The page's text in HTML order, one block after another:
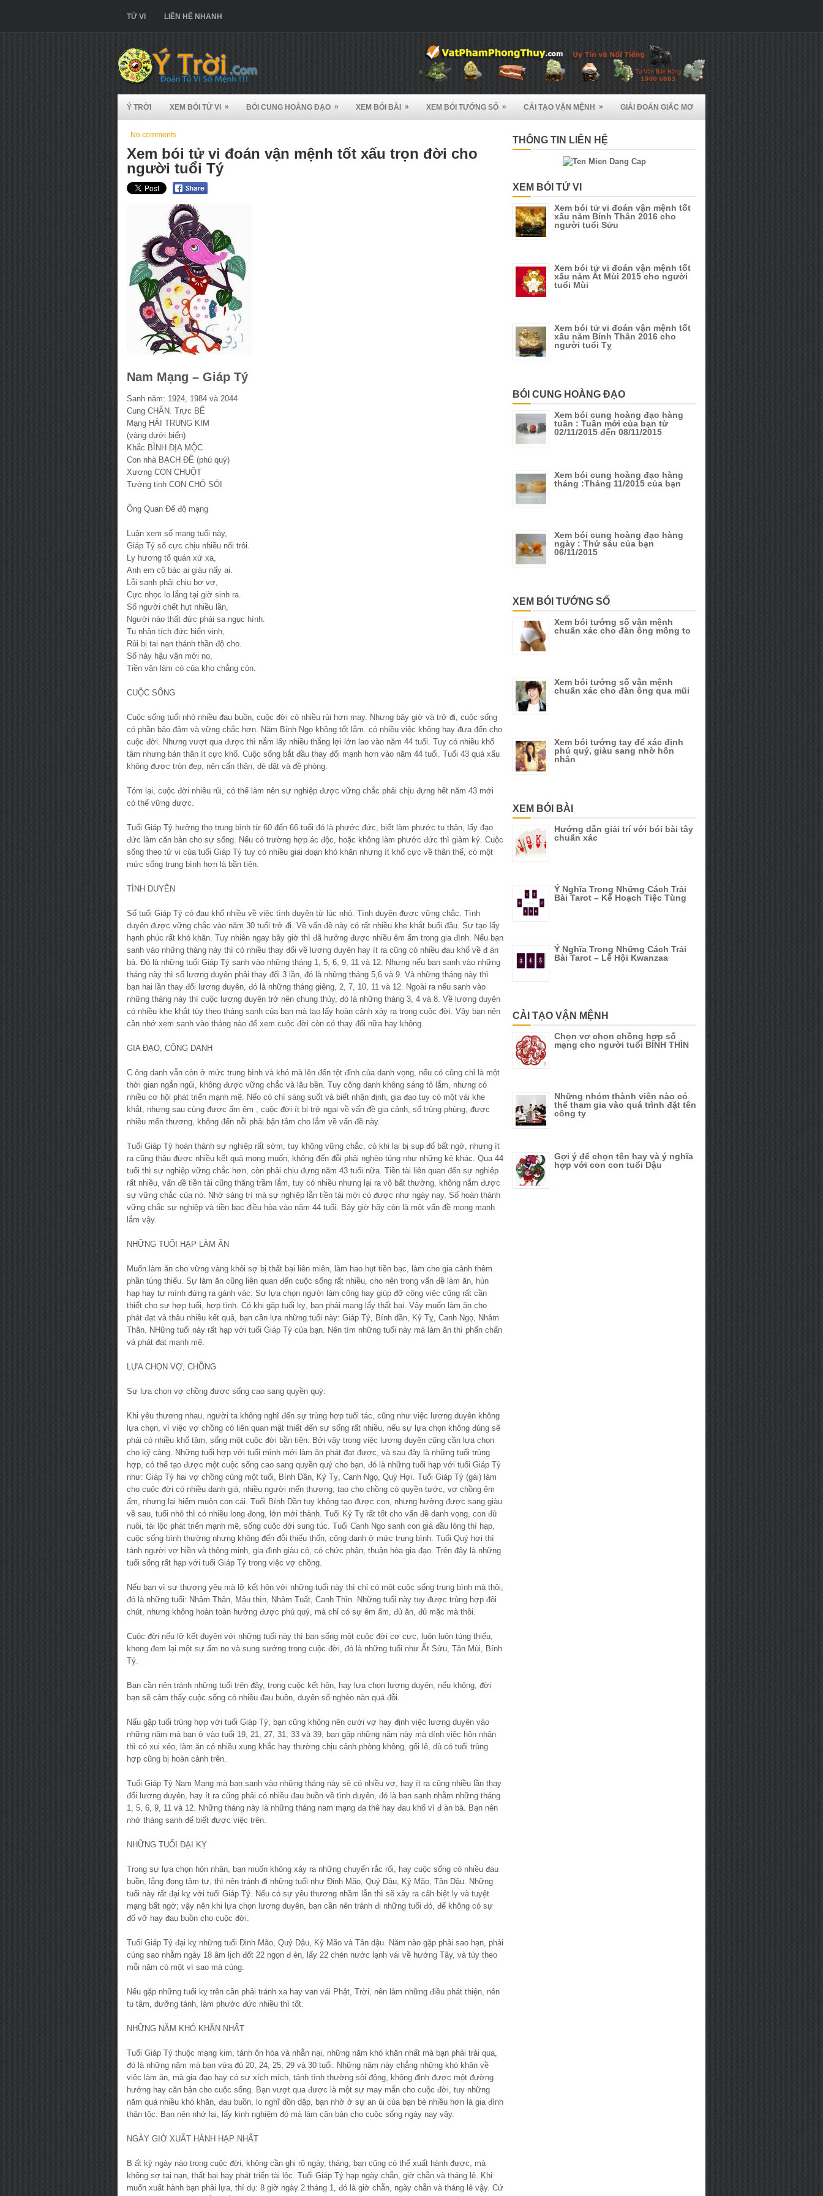
TỬ VI LIÊN HỆ NHANH
Ý TRỜI XEM BÓI TỬ VI » BÓI CUNG HOÀNG ĐẠO » XEM BÓI BÀI » XEM BÓI TƯỚNG SỐ » CẢI TẠO VẬN MỆNH » GIẢI ĐOÁN GIẤC MƠ
No comments
Xem bói tử vi đoán vận mệnh tốt xấu trọn đời cho
người tuổi Tý
Nam Mạng – Giáp Tý
Sanh năm: 1924, 1984 và 2044
Cung CHẤN. Trực BẾ
Mạng HẢI TRUNG KIM
(vàng dưới biển)
Khắc BÌNH ĐỊA MỘC
Con nhà BẠCH ĐẾ (phú quý)
Xương CON CHUỘT
Tướng tinh CON CHÓ SÓI
Ông Quan Đế độ mạng
Luận xem số mạng tuổi này,
Giáp Tý số cực chịu nhiều nổi trôi.
Ly hương tổ quán xứ xa,
Anh em cô bác ai giàu nấy ai.
Lỗi sanh phải chịu bơ vơ,
Cực nhọc lo lắng tại giờ sinh ra.
Số người chết hụt nhiều lần,
Người nào thất đức phải sa ngục hình.
Tu nhân tích đức hiển vinh,
Rủi bị tai nạn thánh thần độ cho.
Số này hậu vận mới no,
Tiền vận làm có của kho chẳng còn.
CUỘC SỐNG
Cuộc sống tuổi nhỏ nhiều đau buồn, cuộc đời có nhiều rủi hơn may. Nhưng bây giờ và trở đi, cuộc sống
có phần bảo đảm và vững chắc hơn. Năm Bính Ngọ không tốt lắm. có nhiều việc không hay đưa đến cho
cuộc đời. Nhưng vượt qua được thì nắm lấy nhiều thắng lợi lớn lao vào năm 44 tuổi. Tuy có nhiều khổ
tâm nhưng bản thân ít cực khổ. Cuộc sống bắt đầu thay đổi mạnh hơn vào năm 44 tuổi. Tuổi 43 quá xấu
không được tròn đẹp, nên cẩn thận, dè dặt và đề phòng.
Tóm lại, cuộc đời nhiều rủi, có thể làm nên sự nghiệp được vững chắc phải chịu đựng hết năm 43 mới
có thể vững được.
Tuổi Giáp Tý hưởng thọ trung bình từ 60 đến 66 tuổi đó là phước đức, biết làm phước tu thân, lấy đạo
đức làm căn bản cho sự sống. Nếu có trường hợp ác độc, hoặc không làm phước đức thì giảm kỷ. Cuộc
sống theo tử vi của tuổi Giáp Tý tuy có nhiều giai đoạn khó khăn nhưng ít khổ cực về thân thể, có một
mức sống trung bình hơn là bần tiện.
TÌNH DUYÊN
Số tuổi Giáp Tý có đau khổ nhiều về việc tình duyên từ lúc nhỏ. Tình duyên được vững chắc. Tình
duyên được vững chắc vào năm 30 tuổi trở đi. Về vấn đề này có rất nhiều khe khắt buổi đầu. Sự tạo lấy
hạnh phúc rất khó khăn. Tuy nhiên ngay bây giờ thì đã hưởng được nhiều êm ấm trong gia đình. Nếu bạn
sanh vào những tháng này thì có nhiều thay đổi về lương duyên hay ít ra cũng có nhiều đau khổ về đ àn
bà. Đó là những tuổi Giáp Tý sanh vào những tháng 1, 5, 6, 9, 11 và 12. Nhưng nếu bạn sanh vào những
tháng này thì số lương duyên phải thay đổi 3 lần, đó là những tháng 5,6 và 9. Và những tháng này thì
bạn hai lần thay đổi lương duyên, đó là những tháng giêng, 2, 7, 10, 11 và 12. Ngoài ra nếu sanh vào
những tháng này thì cuộc lương duyên trở nên chung thủy, đó là những tháng 3, 4 và 8. Về lương duyên
có nhiều khe khắt tùy theo tháng sanh của bạn mà tạo lấy hoàn cảnh xảy ra trong cuộc đời. Vậy bạn nên
cần nhớ xem sanh vào tháng nào để xem cuộc đời còn có thay đổi nữa hay không.
GIA ĐẠO, CÔNG DANH
C ông danh vẫn còn ở mức trung bình và khó mà lên đến tột đỉnh của danh vọng, nếu có cũng chỉ là một
thời gian ngắn ngủi, không được vững chắc và lâu bền. Tuy công danh không sáng tỏ lắm, nhưng có
nhiều cơ hội phát triển mạnh mẽ. Nếo có chí sáng suốt và biết nhận định, gia đạo tuy có một vài khe
khắt, nhưng sau cùng được ấm êm , cuộc đời ít bị trở ngại về vấn đề gia cảnh, số trùng phùng, được
nhiều mến thương, không đến nỗi phải bận tâm cho lắm về vấn đề này.
Tuổi Giáp Tý hoàn thành sự nghiệp rất sớm, tuy không vững chắc, có khi lại bị sụp đổ bất ngờ, nhưng ít
ra cũng thâu được nhiều kết quả mong muốn, không đến đỗi phải nghèo túng như những kẻ khác. Qua 44
tuổi thì sự nghiệp vững chắc hơn, còn phải chịu đựng năm 43 tuổi nữa. Tiền tài liên quan đến sự nghiệp
rất nhiều, vấn đề tiền tài cũng thăng trầm lắm, tuy có nhiều nhưng lại ra vô bất thường, không nắm được
sự vững chắc của nó. Nhờ sáng trí mà sự nghiệp lẫn tiền tài mới có được như ngày nay. Số hoàn thành
vững chắc sự nghiệp và tiền bạc điều hòa vào năm 44 tuổi. Bây giờ hãy còn là một vấn đề mong manh
lắm vậy.
NHỮNG TUỔI HẠP LÀM ĂN
Muốn làm ăn cho vững vàng khỏi sợ bị thất bại liên miên, làm hao hụt tiền bạc, làm cho gia cảnh thêm
phần túng thiếu. Sự làm ăn cũng liên quan đến cuộc sống rất nhiều, cho nên trong vấn đề làm ăn, hùn
hạp hay tự mình đứng ra gánh vác. Sự lựa chọn người làm công hay giúp đỡ công việc cũng rất cần
thiết cho sự hợp tuổi, hợp tình. Có khi gặp tuổi kỵ, bạn phải mang lấy thất bại. Vậy muốn làm ăn cho
phát đạt và thâu nhiều kết quả, bạn cần lựa những tuổi này: Giáp Tý, Bính dần, Kỷ Tỵ, Canh Ngọ, Nhâm
Thân. NHững tuổi này rất hạp với tuổi Giáp Tý của bạn. Nên tìm những tuổi này mà làm ăn thì phấn chấn
và phát đạt mạnh mẽ.
LỰA CHỌN VỢ, CHỒNG
Sự lựa chọn vợ chồng được sống cao sang quyền quý:
Khi yêu thương nhau, người ta không nghĩ đến sự trùng hợp tuổi tác, cũng như việc lương duyên không
lựa chọn, vì việc vợ chồng có liên quan mật thiết đến sự sống rất nhiều, nếu sự lựa chọn không đúng sẽ
phải có nhiều khổ tâm, sống một cuộc đời bần tiện. Bởi vậy trong việc lương duyên cũng cần lựa chọn
cho kỹ càng. Những tuổi hợp với tuổi mình mới làm ăn phát đạt được, và sau đây là những tuổi trùng
hợp, có thể tạo được một cuộc sống cao sang quyền quý cho bạn, đó là những tuổi hạp với tuổi Giáp Tý
như: Giáp Tý hai vợ chồng cùng một tuổi, Bính Dần, Kỷ Tỵ, Canh Ngọ, Quý Hợi. Tuổi Giáp Tý (gái) làm
cho cuộc đời có nhiều danh giá, nhiều người mến thương, tạo cho chồng có quyền tước, vợ chồng êm
ấm, nhưng lại hiếm muộn con cái. Tuổi Bính Dần tuy không tạo được con, nhưng hưởng được sang giàu
về sau, tuổi nhỏ thì có nhiều long đong, lớn mới thành. Tuổi Kỷ Tỵ rất tốt cho vấn đề danh vọng, con đủ
nuôi, tài lộc phát triển mạnh mẽ, sống cuộc đời sung túc. Tuổi Canh Ngọ sanh con giá đầu lòng thì hạp,
cuộc sống bình thường nhưng không đến đỗi thiếu thốn, công danh ở mức trung bình. Tuổi Quý hợi thì
tánh người vợ hiền và thông minh, gia đình giàu có, có chức phận, thuận hòa gia đạo. Trên đây là những
tuổi sống rất hạp với tuổi Giáp Tý trong việc vợ chồng.
Nếu bạn vì sự thương yêu mà lỡ kết hôn với những tuổi này thì chỉ có một cuộc sống trung bình mà thôi,
đó là những tuổi: Nhâm Thân, Mậu thìn, Nhâm Tuất, Canh Thìn. Những tuổi này tuy được trùng hợp đôi
chút, nhưng không hoàn toàn hưởng được phú quý, mà chỉ có sự êm ấm, đủ ăn, đủ mặc mà thôi.
Cuộc đời nếu lỡ kết duyên với những tuổi này thì bạn sống một cuộc đời cơ cực, luôn luôn túng thiếu,
khong đem lại một sự ấm no và sung sướng trong cuộc đời, đó là những tuổi như Ất Sửu, Tân Mùi, Bính
Tý.
Bạn cần nên tránh những tuổi trên đây, trong cuộc kết hôn, hay lựa chọn lương duyên, nếu không, đời
bạn sẽ cảm thấy cuộc sống có nhiều đau buồn, duyên số nghèo nàn quá đỗi.
Nấu gặp tuổi trùng hợp với tuổi Giáp Tý, bạn cũng không nên cưới vợ hay định việc lương duyên vào
những năm mà bạn ở vào tuổi 19, 21, 27, 31, 33 và 39, bạn gặp những năm này mà dính việc hôn nhân
thì có xui xẻo, làm ăn có nhiều xung khắc hay thường chịu cảnh phòng không, gối lẻ, dù có tuổi trùng
hợp cũng bị hoàn cảnh trên.
Tuổi Giáp Tý Nam Mạng mà bạn sanh vào những tháng này sẽ có nhiều vợ, hay ít ra cũng nhiều lần thay
đổi lương duyên, hay ít ra cũng phải có nhiều đau buồn về tình duyên, đó là bạn sanh nhằm những tháng
1, 5, 6, 9, 11 và 12. Những tháng này là những tháng nam mạng đa thê hay đau khổ vì đ àn bà. Bạn nên
nhớ tháng sanh để biết được việc trên.
NHỮNG TUỔI ĐẠI KỴ
Trong sự lựa chọn hôn nhân, bạn muốn không xảy ra những chuyển rắc rối, hay cuộc sống có nhiều đau
buồn, lắng đọng tâm tư, thì nên tránh đi những tuổi như Đinh Mão, Quý Dậu, Kỷ Mão, Tân Dậu. Những
tuổi này rất đại kỵ với tuổi Giáp Tý. Nếu có sự yêu thương nhầm lẫn thì sẽ xảy ra cảh biệt ly và tuyệt
mạng bất ngờ; vậy nên khi lựa chọn lương duyên, bạn cần nên tránh đi những tuổi đó, để không có sự
đổ vỡ hay đau buồn cho cuộc đời.
Tuổi Giáp Tý đại kỵ những tuổi Đinh Mão, Quý Dậu, Kỷ Mão và Tân dậu. Năm nào gặp phải sao hạn, phải
cúng sao nhằm ngày 18 âm lịch đốt 22 ngọn đ èn, lấy 22 chén nước lạnh vái về hướng Tây, và tùy theo
mỗi năm có một vì sao mà cúng.
Nếu gặp những tuổi kỵ trên cần phải tránh xa hay van vái Phật, Trời, nên làm những điều phát thiện, nên
tu tâm, dưỡng tánh, làm phước đức nhiều thì tốt.
NHỮNG NĂM KHÓ KHĂN NHẤT
Tuổi Giáp Tý thuộc mạng kim, tánh ôn hòa và nhẫn nại, những năm khó khăn nhất mà bạn phải trải qua,
đó là những năm mà bạn vừa đủ 20, 24, 25, 29 và 30 tuổi. Những năm này chẳng những khó khăn về
việc làm ăn, mà gia đạo hay có sự xích mích, tánh tình thường sôi động, không định được một đường
hướng hay căn bản cho cuộc sống. Bạn vượt qua được là một sự may mắn cho cuộc đời, tuy những
năm quá nhiều khó khăn, đau buồn, lo nghĩ dồn dập, bạn nhờ ở sự an ủi của bạn bè nhiều hơn là gia đình
thân tộc. Bạn nên nhớ lại, lấy kinh nghiệm đó mà làm căn bản cho cuộc sống ngày nay vậy.
NGÀY GIỜ XUẤT HÀNH HẠP NHẤT
B ất kỳ ngày nào trong cuộc đời, không cần ghi rõ ngày, tháng, bạn cũng có thể xuất hành được, mà
không sợ tai nạn, thất bại hay phát triển tài lộc. Tuổi Giáp Tý hạp ngày chẵn, giờ chẵn và tháng lẻ. Khi
muốn xuất hành bạn phải lựa, thí dụ: 8 giờ ngày 2 tháng 1, đó là giờ chẵn, ngày chẵn và tháng lẻ vậy. Cứ
THÔNG TIN LIÊN HỆ
XEM BÓI TỬ VI
Xem bói tử vi đoán vận mệnh tốt
xấu năm Bính Thân 2016 cho
người tuổi Sửu
Xem bói tử vi đoán vận mệnh tốt
xấu năm Ất Mùi 2015 cho người
tuổi Mùi
Xem bói tử vi đoán vận mệnh tốt
xấu năm Bính Thân 2016 cho
người tuổi Tỵ
BÓI CUNG HOÀNG ĐẠO
Xem bói cung hoàng đạo hàng
tuần : Tuần mới của bạn từ
02/11/2015 đến 08/11/2015
Xem bói cung hoàng đạo hàng
tháng :Tháng 11/2015 của bạn
Xem bói cung hoàng đạo hàng
ngày : Thứ sáu của bạn
06/11/2015
XEM BÓI TƯỚNG SỐ
Xem bói tướng số vận mệnh
chuẩn xác cho đàn ông mông to
Xem bói tướng số vận mệnh
chuẩn xác cho đàn ông qua mũi
Xem bói tướng tay để xác định
phú quý, giàu sang nhờ hôn
nhân
XEM BÓI BÀI
Hướng dẫn giải trí với bói bài tây
chuẩn xác
Ý Nghĩa Trong Những Cách Trải
Bài Tarot – Kế Hoạch Tiệc Tùng
Ý Nghĩa Trong Những Cách Trải
Bài Tarot – Lễ Hội Kwanzaa
CẢI TẠO VẬN MỆNH
Chọn vợ chọn chồng hợp số
mạng cho người tuổi BÍNH THÌN
Những nhóm thành viên nào có
thể tham gia vào quá trình đặt tên
công ty
Gợi ý để chọn tên hay và ý nghĩa
hợp với con con tuổi Dậu